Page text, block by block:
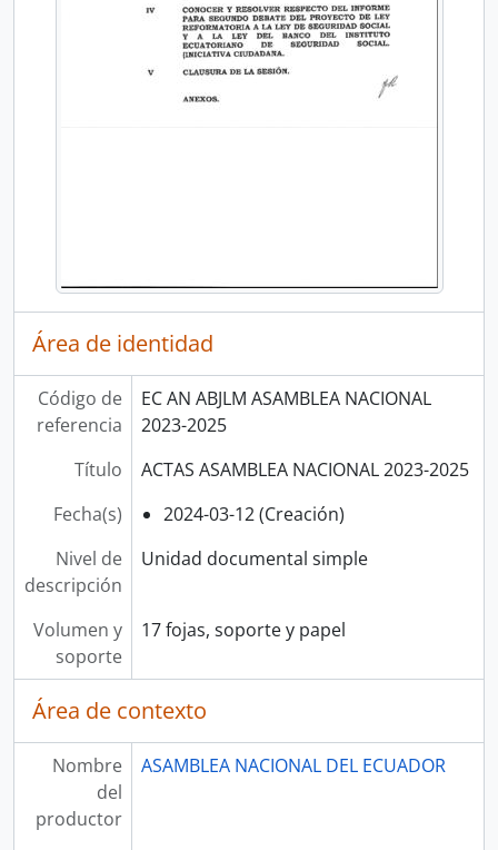
Área de identidad
Código de
referencia
EC AN ABJLM ASAMBLEA NACIONAL
2023-2025
Título
ACTAS ASAMBLEA NACIONAL 2023-2025
Fecha(s)
2024-03-12 (Creación)
Nivel de
descripción
Unidad documental simple
Volumen y
soporte
17 fojas, soporte y papel
Área de contexto
Nombre
del
productor
ASAMBLEA NACIONAL DEL ECUADOR